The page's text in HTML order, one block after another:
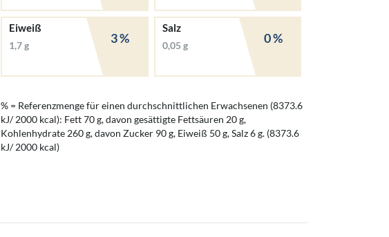
Eiweiß
1,7 g 3 %
Salz
0,05 g 0 %
% = Referenzmenge für einen durchschnittlichen Erwachsenen (8373.6
kJ/ 2000 kcal): Fett 70 g, davon gesättigte Fettsäuren 20 g,
Kohlenhydrate 260 g, davon Zucker 90 g, Eiweiß 50 g, Salz 6 g. (8373.6
kJ/ 2000 kcal)